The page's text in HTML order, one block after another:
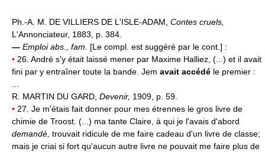
Ph.-A. M. DE VILLIERS DE L'ISLE-ADAM, Contes cruels,
L'Annonciateur, 1883, p. 384.
— Emploi abs., fam. [Le compl. est suggéré par le cont.] :
• 26. André s'y était laissé mener par Maxime Halliez, (...) et il avait
fini par y entraîner toute la bande. Jem avait accédé le premier :
...
R. MARTIN DU GARD, Devenir, 1909, p. 59.
• 27. Je m'étais fait donner pour mes étrennes le gros livre de
chimie de Troost. (...) ma tante Claire, à qui je l'avais d'abord
demandé, trouvait ridicule de me faire cadeau d'un livre de classe;
mais je criai si fort qu'aucun autre livre ne pouvait me faire plus de